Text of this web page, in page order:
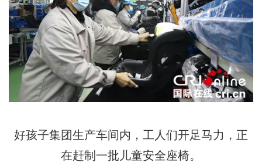
好孩子集团生产车间内，工人们开足马力，正
在赶制一批儿童安全座椅。